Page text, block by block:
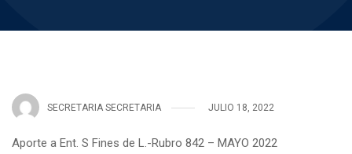
SECRETARIA SECRETARIA JULIO 18, 2022
Aporte a Ent. S Fines de L.-Rubro 842 – MAYO 2022